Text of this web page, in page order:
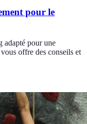
pour le
adapté pour une
offre des conseils et